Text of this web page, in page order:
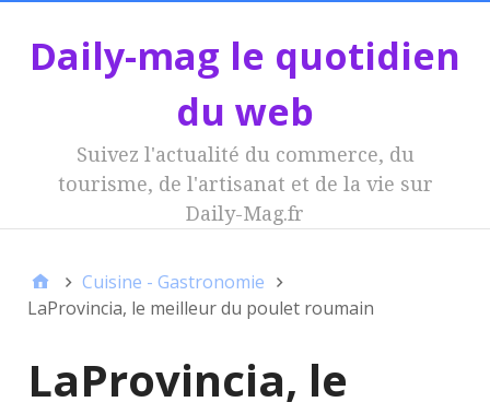
Daily-mag le quotidien
du web
Suivez l'actualité du commerce, du
tourisme, de l'artisanat et de la vie sur
Daily-Mag.fr
Cuisine - Gastronomie
LaProvincia, le meilleur du poulet roumain
LaProvincia, le